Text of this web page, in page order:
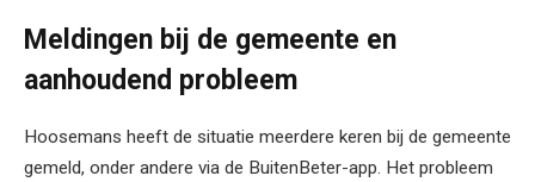
Meldingen bij de gemeente en
aanhoudend probleem
Hoosemans heeft de situatie meerdere keren bij de gemeente
gemeld, onder andere via de BuitenBeter-app. Het probleem